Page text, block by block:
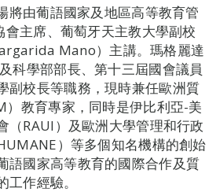
將由葡語國家及地區高等教育管
會主席、葡萄牙天主教大學副校
Mano）主講。瑪格麗達
科學部部長、第十三屆國會議員
副校長等職務，現時兼任歐洲質
）教育專家，同時是伊比利亞-美
（RAUI）及歐洲大學管理和行政
）等多個知名機構的創始
語國家高等教育的國際合作及質
作經驗。